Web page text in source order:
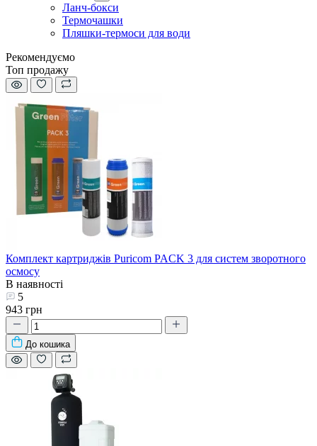
Ланч-бокси
Термочашки
Пляшки-термоси для води
Рекомендуємо
Топ продажу
Комплект картриджів Puricom PACK 3 для систем зворотного
осмосу
В наявності
5
943 грн
До кошика